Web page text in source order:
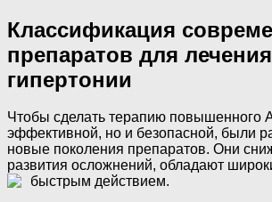
Классификация
препаратов для лечения
гипертонии
Чтобы сделать терапию повышенного
эффективной, но и безопасной, были
новые поколения препаратов. Они
развития осложнений, обладают
быстрым действием.